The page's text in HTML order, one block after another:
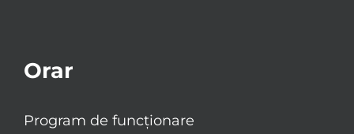
Orar
Program de funcționare